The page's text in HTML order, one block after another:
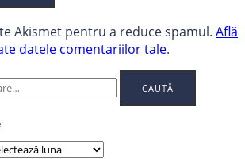
Akismet pentru a reduce spamul. Află
datele comentariilor tale.